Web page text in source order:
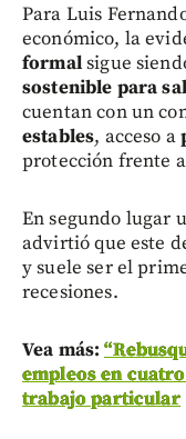
Para Luis
económico, la
formalsigue
sostenible para
cuentan con un
estables, acceso a
protección frente
En segundo lugar
advirtió que este
y suele ser el
recesiones.
Vea más:
empleos en
trabajo particular